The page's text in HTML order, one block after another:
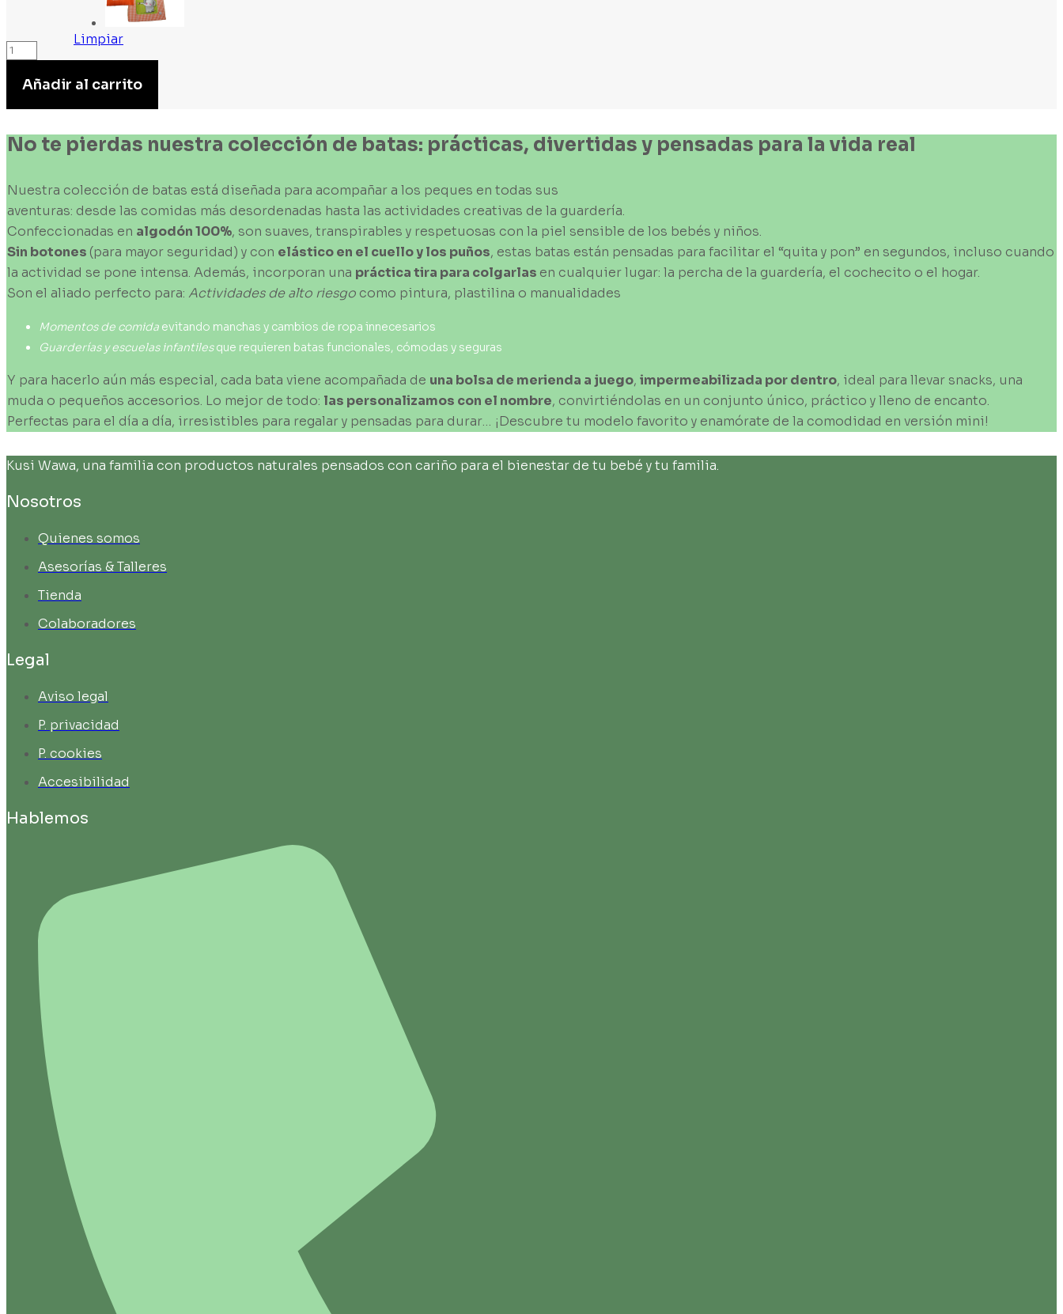
Limpiar
Batas
cantidad
Añadir al carrito
No te pierdas nuestra colección de batas: prácticas, divertidas y pensadas para la vida real
Nuestra colección de batas está diseñada para acompañar a los peques en todas sus
aventuras: desde las comidas más desordenadas hasta las actividades creativas de la guardería.
Confeccionadas en algodón100%, son suaves, transpirables y respetuosas con la piel sensible de los bebés y niños.
Sin botones (para mayor seguridad) y con elásticoen el cuelloylos puños, estas batas están pensadas para facilitar el “quita y pon” en segundos, incluso cuando
la actividad se pone intensa. Además, incorporan una prácticatira para colgarlas en cualquier lugar: la percha de la guardería, el cochecito o el hogar.
Son el aliado perfecto para: Actividades de alto riesgocomo pintura, plastilina o manualidades
Momentosde comida evitando manchas y cambios de ropa innecesarios
Guarderías y escuelas infantiles que requieren batas funcionales, cómodas y seguras
Y para hacerlo aún más especial, cada bata viene acompañada de una bolsa de merienda a juego, impermeabilizada pordentro, ideal para llevar snacks, una
muda o pequeños accesorios. Lo mejor de todo: las personalizamos con el nombre, convirtiéndolas en un conjunto único, práctico y lleno de encanto.
Perfectas para el día a día, irresistibles para regalar y pensadas para durar… ¡Descubre tu modelo favorito y enamórate de la comodidad en versión mini!
Kusi Wawa, una familia con productos naturales pensados con cariño para el bienestar de tu bebé y tu familia.
Nosotros
Quienes somos
Asesorías & Talleres
Tienda
Colaboradores
Legal
Aviso legal
P. privacidad
P. cookies
Accesibilidad
Hablemos